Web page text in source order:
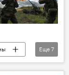
РФ
Еще 7